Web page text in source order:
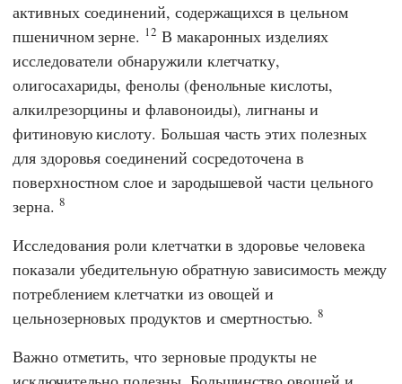
активных соединений, содержащихся в цельном
пшеничном зерне. 12 В макаронных изделиях
исследователи обнаружили клетчатку,
олигосахариды, фенолы (фенольные кислоты,
алкилрезорцины и флавоноиды), лигнаны и
фитиновую кислоту. Большая часть этих полезных
для здоровья соединений сосредоточена в
поверхностном слое и зародышевой части цельного
зерна. 8
Исследования роли клетчатки в здоровье человека
показали убедительную обратную зависимость между
потреблением клетчатки из овощей и
цельнозерновых продуктов и смертностью. 8
Важно отметить, что зерновые продукты не